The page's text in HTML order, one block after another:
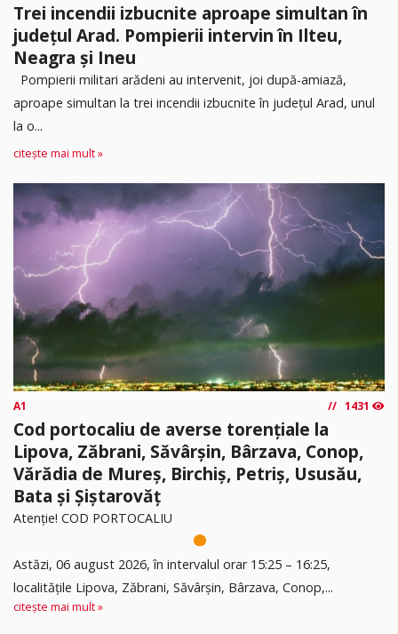
Trei incendii izbucnite aproape simultan în
județul Arad. Pompierii intervin în Ilteu,
Neagra și Ineu
Pompierii militari arădeni au intervenit, joi după-amiază,
aproape simultan la trei incendii izbucnite în județul Arad, unul
la o...
citește mai mult »
A1 1431
Cod portocaliu de averse torențiale la
Lipova, Zăbrani, Săvârșin, Bârzava, Conop,
Vărădia de Mureș, Birchiș, Petriș, Ususău,
Bata și Șiștarovăț
Atenție! COD PORTOCALIU
Astăzi, 06 august 2026, în intervalul orar 15:25 – 16:25,
localitățile Lipova, Zăbrani, Săvârșin, Bârzava, Conop,...
citește mai mult »